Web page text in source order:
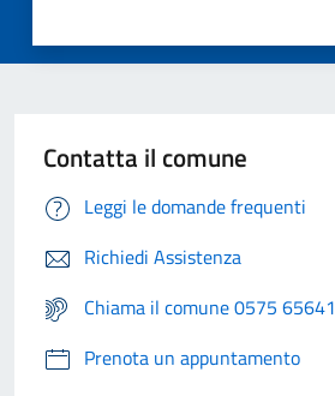
Contatta il comune
Leggi le domande frequenti
Richiedi Assistenza
Chiama il comune 0575 65641
Prenota un appuntamento